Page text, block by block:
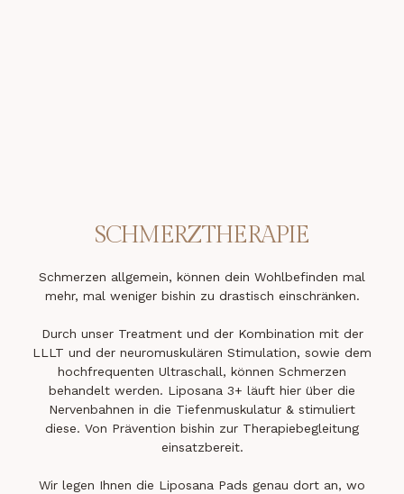
SCHMERZTHERAPIE
Schmerzen allgemein, können dein Wohlbefinden mal
mehr, mal weniger bishin zu drastisch einschränken.
Durch unser Treatment und der Kombination mit der
LLLT und der neuromuskulären Stimulation, sowie dem
hochfrequenten Ultraschall, können Schmerzen
behandelt werden. Liposana 3+ läuft hier über die
Nervenbahnen in die Tiefenmuskulatur & stimuliert
diese. Von Prävention bishin zur Therapiebegleitung
einsatzbereit.
Wir legen Ihnen die Liposana Pads genau dort an, wo